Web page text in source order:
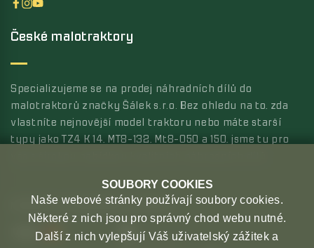
České malotraktory
Specializujeme se na prodej náhradních dílů do
malotraktorů značky Šálek s.r.o. Bez ohledu na to, zda
vlastníte nejnovější model traktoru nebo máte starší
typy jako TZ4 K 14, MT8-132, Mt8-050 a 150, jsme tu pro
MOŽNOSTI PLATBYMOŽNOSTI DOPRAVY
SOUBORY COOKIES
Naše webové stránky používají soubory cookies.
Některé z nich jsou pro správný chod webu nutné.
Další z nich vylepšují Váš uživatelský zážitek a